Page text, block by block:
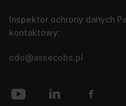
Inspektor ochrony danych
kontaktowy:
odo@assecobs.pl